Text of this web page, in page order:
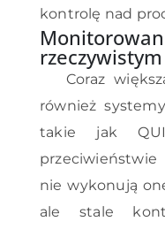
kontrolę nad
rzeczywistym
Coraz
również
takie jak
nie wykonują
ale stale